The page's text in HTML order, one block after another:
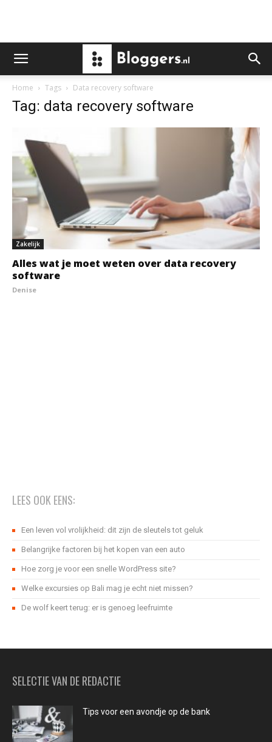
Home Tags Data recovery software
Tag: data recovery software
Zakelijk
Alles wat je moet weten over data recovery
software
Denise
LEES OOK EENS:
Een leven vol vrolijkheid: dit zijn de sleutels tot geluk
Belangrijke factoren bij het kopen van een auto
Hoe zorg je voor een snelle WordPress site?
Welke excursies op Bali mag je echt niet missen?
De wolf keert terug: er is genoeg leefruimte
SELECTIE VAN DE REDACTIE
Tips voor een avondje op de bank